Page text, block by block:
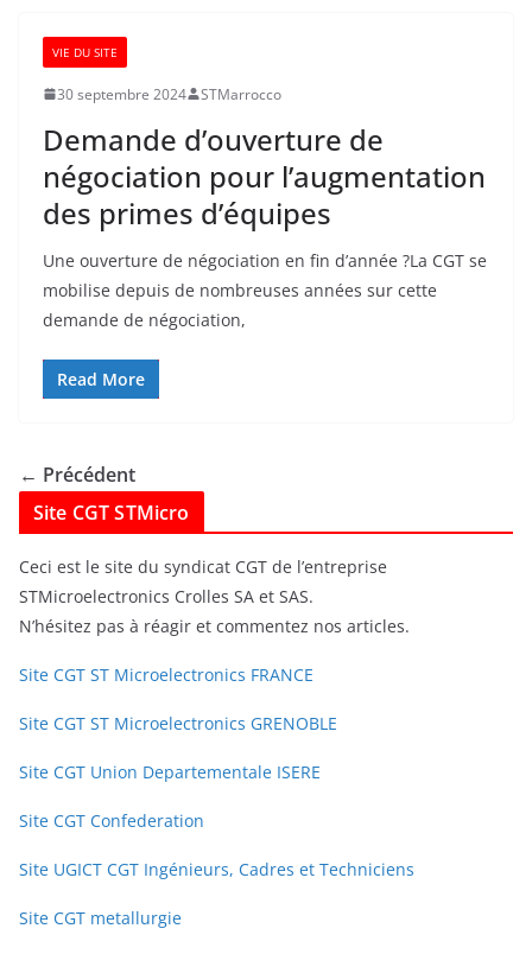
VIE DU SITE
30 septembre 2024 STMarrocco
Demande d’ouverture de
négociation pour l’augmentation
des primes d’équipes
Une ouverture de négociation en fin d’année ?La CGT se
mobilise depuis de nombreuses années sur cette
demande de négociation,
Read More
← Précédent
Site CGT STMicro
Ceci est le site du syndicat CGT de l’entreprise
STMicroelectronics Crolles SA et SAS.
N’hésitez pas à réagir et commentez nos articles.
Site CGT ST Microelectronics FRANCE
Site CGT ST Microelectronics GRENOBLE
Site CGT Union Departementale ISERE
Site CGT Confederation
Site UGICT CGT Ingénieurs, Cadres et Techniciens
Site CGT metallurgie